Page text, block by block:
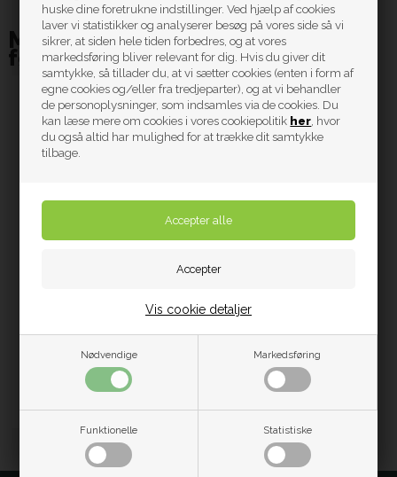
huske dine foretrukne indstillinger. Ved hjælp af cookies
laver vi statistikker og analyserer besøg på vores side så vi
sikrer, at siden hele tiden forbedres, og at vores
markedsføring bliver relevant for dig. Hvis du giver dit
samtykke, så tillader du, at vi sætter cookies (enten i form af
egne cookies og/eller fra tredjeparter), og at vi behandler
de personoplysninger, som indsamles via de cookies. Du
kan læse mere om cookies i vores cookiepolitik her , hvor
du også altid har mulighed for at trække dit samtykke
tilbage.
Nødvendige Markedsføring
Funktionelle Statistiske
Vis cookie detaljer
Måske er du også interesseret i
følgende produkter
119 kr.
ekskl. moms.
På lager
Artikel nr. M14086